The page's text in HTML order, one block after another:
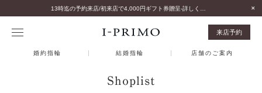
来店予約
婚約指輪 結婚指輪 店舗のご案内
Shoplist